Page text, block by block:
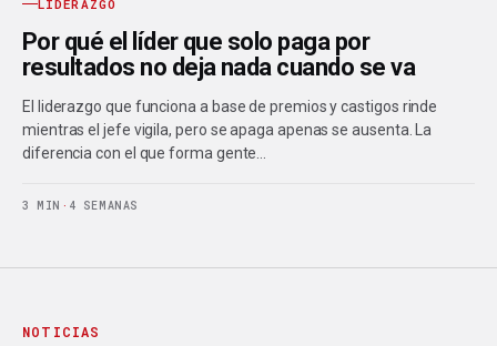
LIDERAZGO
Por qué el líder que solo paga por
resultados no deja nada cuando se va
El liderazgo que funciona a base de premios y castigos rinde
mientras el jefe vigila, pero se apaga apenas se ausenta. La
diferencia con el que forma gente…
3 MIN · 4 SEMANAS
NOTICIAS